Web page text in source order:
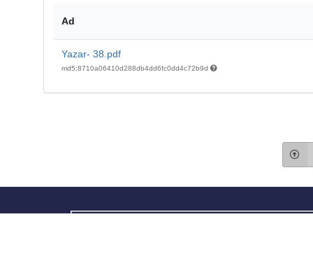
Ad
Yazar- 38.pdf
md5:8710a06410d288db4dd6fc0dd4c72b9d